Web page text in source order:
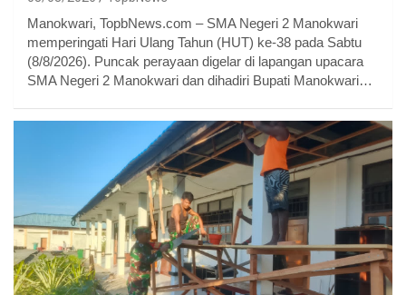
Manokwari, TopbNews.com – SMA Negeri 2 Manokwari
memperingati Hari Ulang Tahun (HUT) ke-38 pada Sabtu
(8/8/2026). Puncak perayaan digelar di lapangan upacara
SMA Negeri 2 Manokwari dan dihadiri Bupati Manokwari…